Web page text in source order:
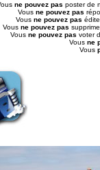
ne pouvez pas poster de
Vous ne pouvez pas
Vous ne pouvez pas
Vous ne pouvez pas
Vous ne pouvez pas voter
Vous ne
Vous